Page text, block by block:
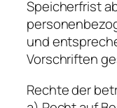
Speicherfrist
und
Vorschriften
Rechte der